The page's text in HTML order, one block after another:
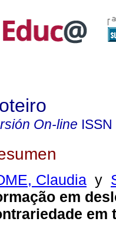
On-line ISSN
Claudia y
em
em